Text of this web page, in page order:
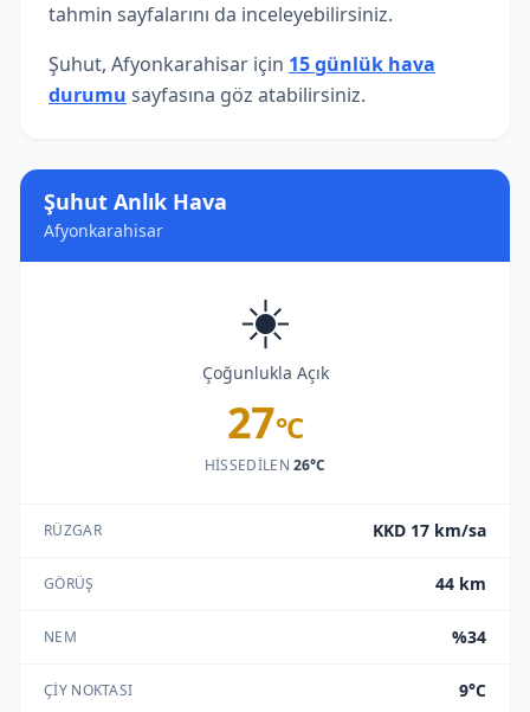
Şuhut Anlık Hava
Afyonkarahisar
☀️
Çoğunlukla Açık
27°C
HISSEDILEN26°C
RÜZGAR KKD 17 km/sa
GÖRÜŞ 44 km
NEM %34
ÇIY NOKTASI 9°C
tahmin sayfalarını da inceleyebilirsiniz.
Şuhut, Afyonkarahisar için 15 günlük hava
durumu sayfasına göz atabilirsiniz.